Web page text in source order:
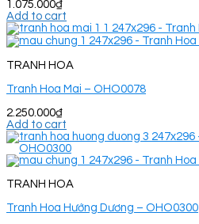
1.075.000₫
Add to cart
TRANH HOA
Tranh Hoa Mai – OHO0078
2.250.000₫
Add to cart
TRANH HOA
Tranh Hoa Hướng Dương – OHO0300